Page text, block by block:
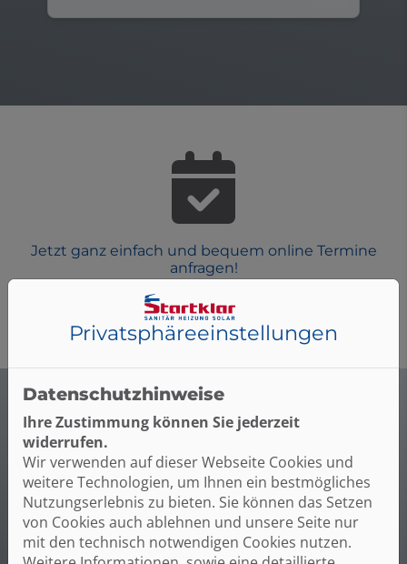
Jetzt ganz einfach und bequem online Termine
anfragen!
Termin vereinbaren
Unsere Kompetenzen
Individuelle & hochwertige Badplanung
Professionelle Installation
Privatsphäre­einstellungen
Datenschutzhinweise
Ihre Zustimmung können Sie jederzeit
widerrufen.
Wir verwenden auf dieser Webseite Cookies und
weitere Technologien, um Ihnen ein bestmögliches
Nutzungserlebnis zu bieten. Sie können das Setzen
von Cookies auch ablehnen und unsere Seite nur
mit den technisch notwendigen Cookies nutzen.